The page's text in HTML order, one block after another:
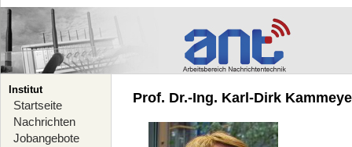
Institut
Startseite
Nachrichten
Jobangebote
Prof. Dr.-Ing. Karl-Dirk